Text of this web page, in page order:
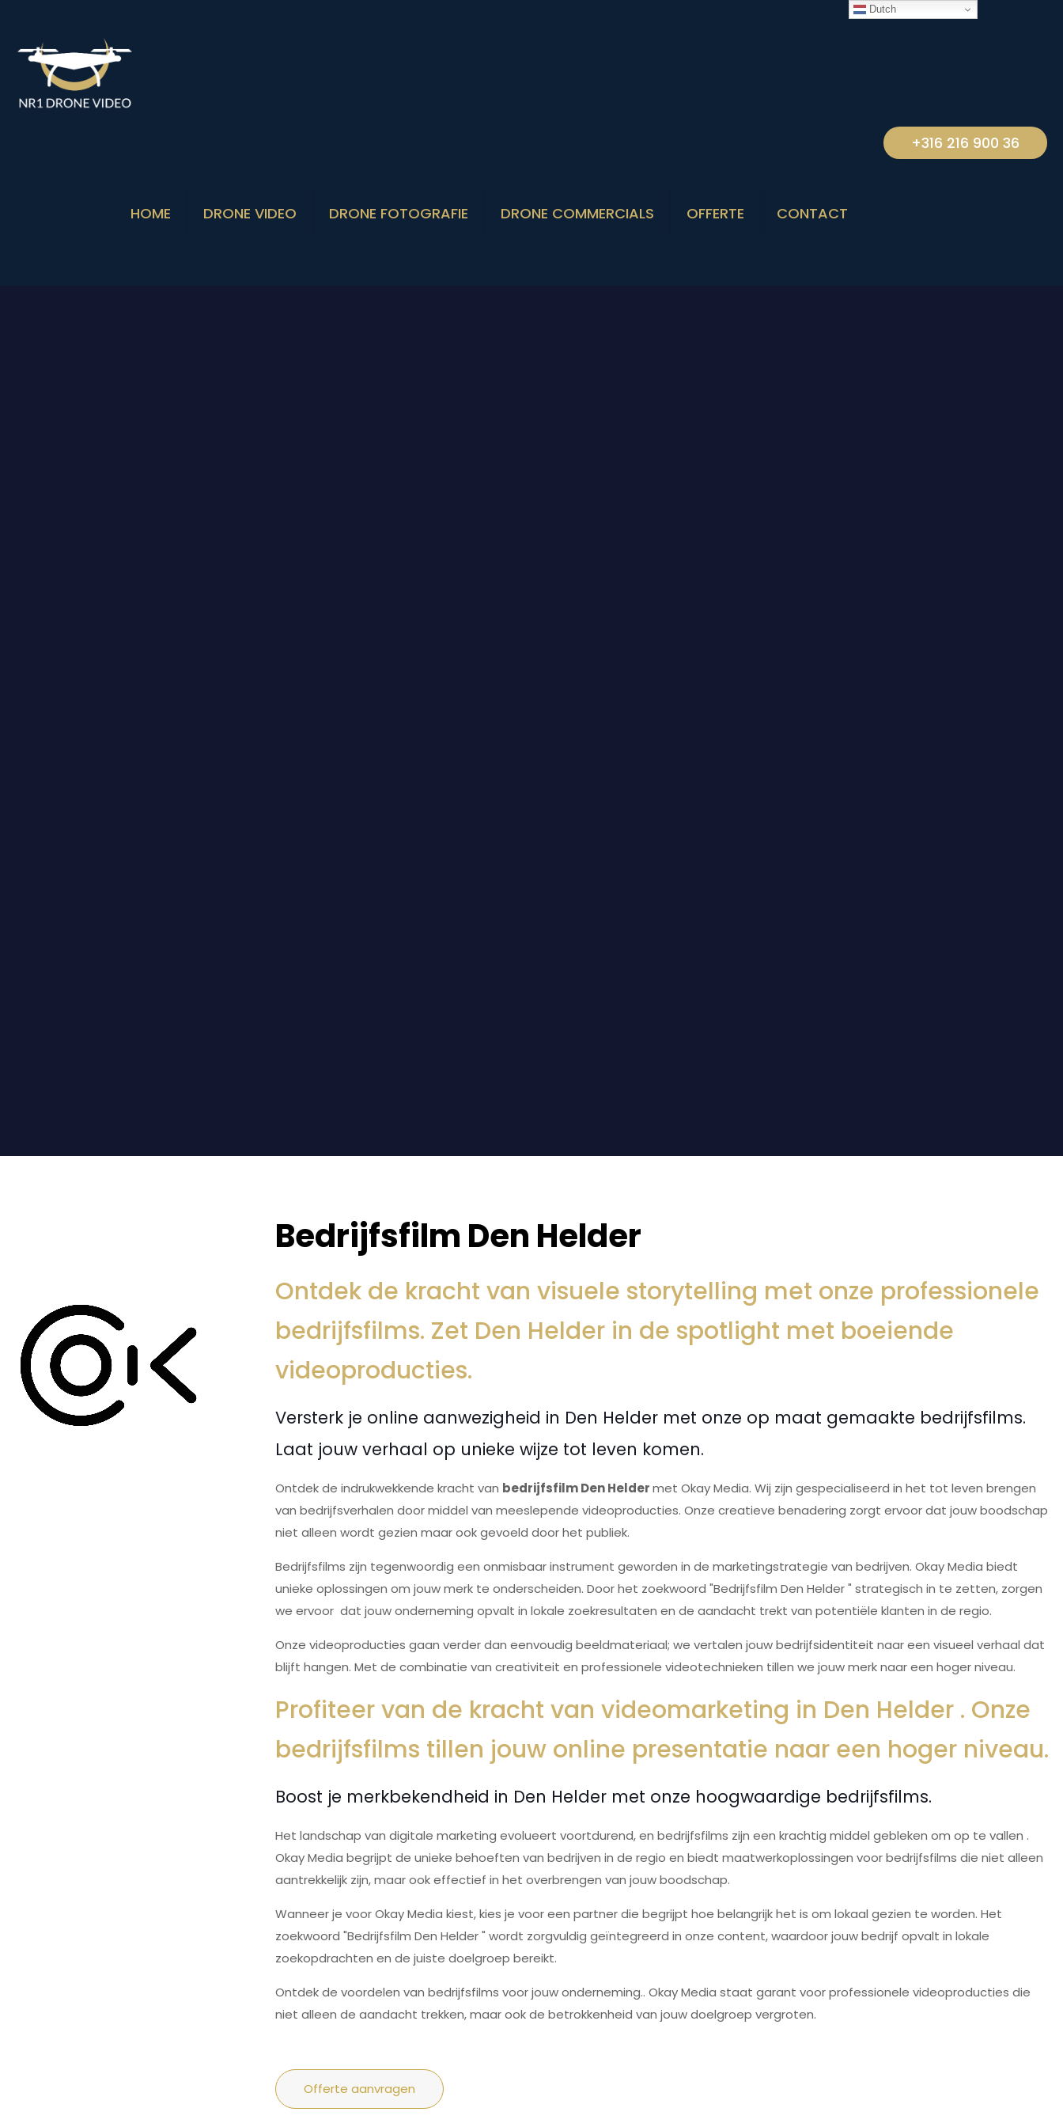
HOME DRONE VIDEO DRONE FOTOGRAFIE DRONE COMMERCIALS OFFERTE CONTACT
+316 216 900 36
Bedrijfsfilm Den Helder
Ontdek de kracht van visuele storytelling met onze professionele
bedrijfsfilms. Zet Den Helder in de spotlight met boeiende
videoproducties.
Versterk je online aanwezigheid in Den Helder met onze op maat gemaakte bedrijfsfilms.
Laat jouw verhaal op unieke wijze tot leven komen.
Ontdek de indrukwekkende kracht van bedrijfsfilm Den Heldermet Okay Media. Wij zijn gespecialiseerd in het tot leven brengen
van bedrijfsverhalen door middel van meeslepende videoproducties. Onze creatieve benadering zorgt ervoor dat jouw boodschap
niet alleen wordt gezien maar ook gevoeld door het publiek.
Bedrijfsfilms zijn tegenwoordig een onmisbaar instrument geworden in de marketingstrategie van bedrijven. Okay Media biedt
unieke oplossingen om jouw merk te onderscheiden. Door het zoekwoord "Bedrijfsfilm Den Helder " strategisch in te zetten, zorgen
we ervoor dat jouw onderneming opvalt in lokale zoekresultaten en de aandacht trekt van potentiële klanten in de regio.
Onze videoproducties gaan verder dan eenvoudig beeldmateriaal; we vertalen jouw bedrijfsidentiteit naar een visueel verhaal dat
blijft hangen. Met de combinatie van creativiteit en professionele videotechnieken tillen we jouw merk naar een hoger niveau.
Profiteer van de kracht van videomarketing in Den Helder . Onze
bedrijfsfilms tillen jouw online presentatie naar een hoger niveau.
Boost je merkbekendheid in Den Helder met onze hoogwaardige bedrijfsfilms.
Het landschap van digitale marketing evolueert voortdurend, en bedrijfsfilms zijn een krachtig middel gebleken om op te vallen .
Okay Media begrijpt de unieke behoeften van bedrijven in de regio en biedt maatwerkoplossingen voor bedrijfsfilms die niet alleen
aantrekkelijk zijn, maar ook effectief in het overbrengen van jouw boodschap.
Wanneer je voor Okay Media kiest, kies je voor een partner die begrijpt hoe belangrijk het is om lokaal gezien te worden. Het
zoekwoord "Bedrijfsfilm Den Helder " wordt zorgvuldig geïntegreerd in onze content, waardoor jouw bedrijf opvalt in lokale
zoekopdrachten en de juiste doelgroep bereikt.
Ontdek de voordelen van bedrijfsfilms voor jouw onderneming.. Okay Media staat garant voor professionele videoproducties die
niet alleen de aandacht trekken, maar ook de betrokkenheid van jouw doelgroep vergroten.
Offerte aanvragen
Dutch